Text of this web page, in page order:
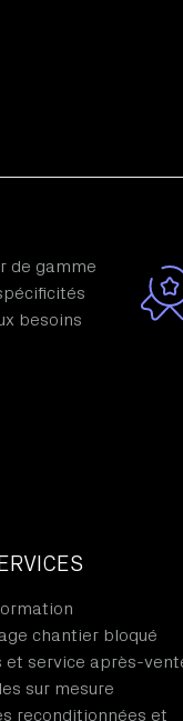
de gamme
besoins
chantier bloqué
et service après-
sur mesure
reconditionnées et